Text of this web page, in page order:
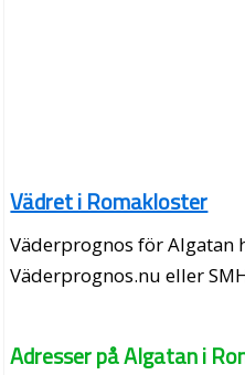
Vädret i Romakloster
Väderprognos för Algatan
Väderprognos.nu eller
Adresser på Algatan i